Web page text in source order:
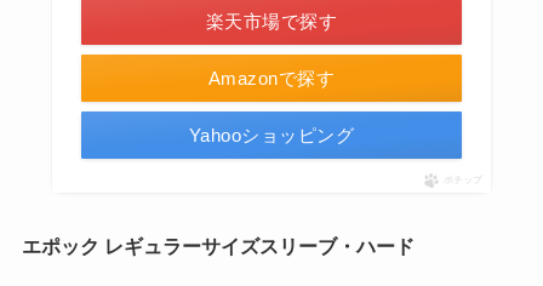
Amazonで探す
楽天市場で探す
Yahooショッピング
ポチップ
エポック レギュラーサイズスリーブ・ハード